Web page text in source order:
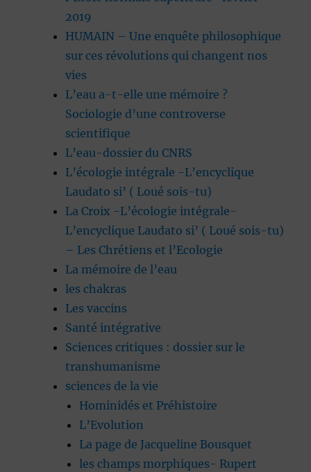
2019
HUMAIN – Une enquête philosophique
sur ces révolutions qui changent nos
vies
L’eau a-t-elle une mémoire ?
Sociologie d’une controverse
scientifique
L’eau-dossier du CNRS
L’écologie intégrale -L’encyclique
Laudato si’ ( Loué sois-tu)
La Croix -L’écologie intégrale-
L’encyclique Laudato si’ ( Loué sois-tu)
– Les Chrétiens et l’Ecologie
La mémoire de l’eau
les chakras
Les vaccins
Santé intégrative
Sciences critiques : dossier sur le
transhumanisme
sciences de la vie
Hominidés et Préhistoire
L’Evolution
La page de Jacqueline Bousquet
les champs morphiques- Rupert